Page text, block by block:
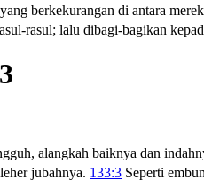
berkekurangan di antara
rasul; lalu dibagi-bagikan
alangkah baiknya dan
jubahnya. 133:3 Seperti embun